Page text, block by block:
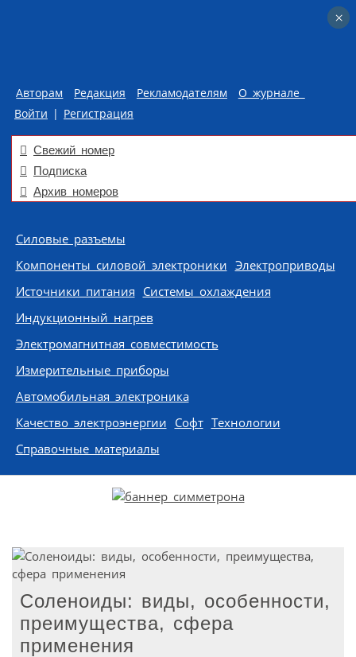
Авторам Редакция Рекламодателям
О журнале
Войти | Регистрация
Свежий номер
Подписка
Архив номеров
Skip to content
Силовые разъемы
Компоненты силовой электроники Электроприводы
Источники питания Системы охлаждения
Индукционный нагрев
Электромагнитная совместимость
Измерительные приборы
Автомобильная электроника
Качество электроэнергии Софт Технологии
Справочные материалы
Соленоиды: виды, особенности,
преимущества, сфера
применения
×
×